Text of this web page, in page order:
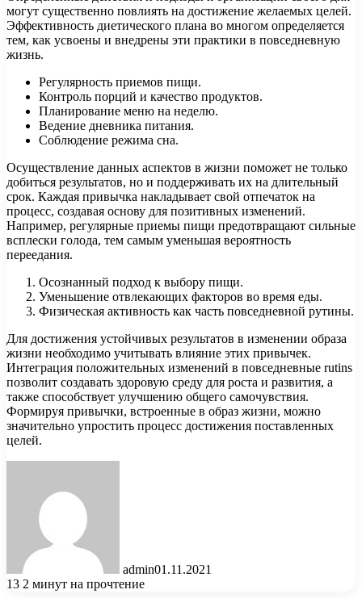
могут существенно повлиять на достижение желаемых целей.
Эффективность диетического плана во многом определяется
тем, как усвоены и внедрены эти практики в повседневную
жизнь.
Регулярность приемов пищи.
Контроль порций и качество продуктов.
Планирование меню на неделю.
Ведение дневника питания.
Соблюдение режима сна.
Осуществление данных аспектов в жизни поможет не только
добиться результатов, но и поддерживать их на длительный
срок. Каждая привычка накладывает свой отпечаток на
процесс, создавая основу для позитивных изменений.
Например, регулярные приемы пищи предотвращают сильные
всплески голода, тем самым уменьшая вероятность
переедания.
Осознанный подход к выбору пищи.
Уменьшение отвлекающих факторов во время еды.
Физическая активность как часть повседневной рутины.
Для достижения устойчивых результатов в изменении образа
жизни необходимо учитывать влияние этих привычек.
Интеграция положительных изменений в повседневные rutins
позволит создавать здоровую среду для роста и развития, а
также способствует улучшению общего самочувствия.
Формируя привычки, встроенные в образ жизни, можно
значительно упростить процесс достижения поставленных
целей.
admin01.11.2021
13 2 минут на прочтение